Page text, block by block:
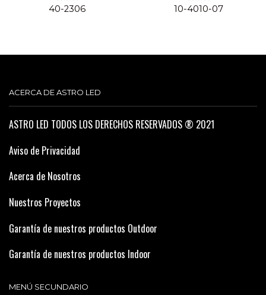
40-2306 10-4010-07
ACERCA DE ASTRO LED
ASTRO LED TODOS LOS DERECHOS RESERVADOS ® 2021
Aviso de Privacidad
Acerca de Nosotros
Nuestros Proyectos
Garantía de nuestros productos Outdoor
Garantía de nuestros productos Indoor
MENÚ SECUNDARIO